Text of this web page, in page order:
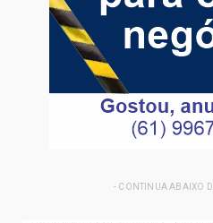
- CONTINUA ABAIXO